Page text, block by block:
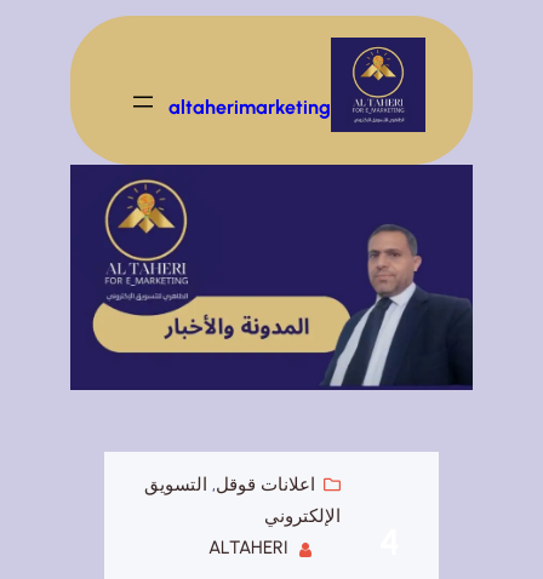
تخطى
إلى
المحتوى
altaherimarketing
اعلانات قوقل, التسويق
الإلكتروني
ALTAHERI